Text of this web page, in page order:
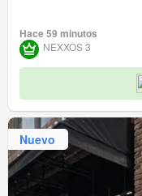
Hace 59 minutos
NEXXOS 3
Nuevo